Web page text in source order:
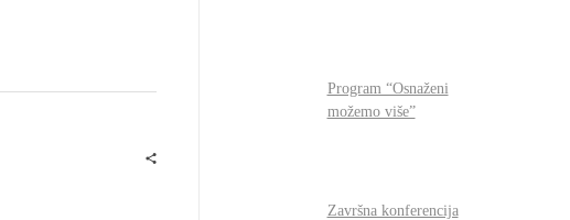
Program “Osnaženi
možemo više”
Završna konferencija